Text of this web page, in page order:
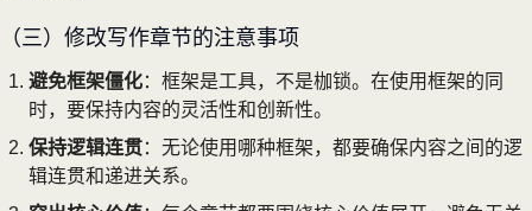
（三）修改写作章节的注意事项
避免框架僵化：框架是工具，不是枷锁。在使用框架的同
时，要保持内容的灵活性和创新性。
保持逻辑连贯：无论使用哪种框架，都要确保内容之间的逻
辑连贯和递进关系。